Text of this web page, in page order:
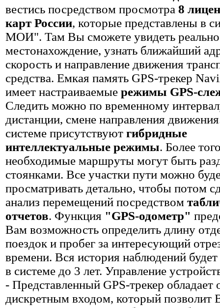
вестись посредством просмотра 8
карт России, которые представлены в
МОИ". Там Вы сможете увидеть
местонахождение, узнать ближайший
скорость и направление движения
средства. Емкая память GPS-трекер
имеет настраиваемые режимы GPS-
Следить можно по временному
дистанции, смене направления
системе присутствуют гибридные
интеллектуальные режимы. Более
необходимые маршруты могут быть
стоянками. Все участки пути можно
просматривать детально, чтобы потом
анализ перемещений посредством
отчетов. Функция "GPS-одометр"
Вам возможность определить длину
поездок и пробег за интересующий
времени. Вся история наблюдений будет
в системе до 3 лет. Управление
- Представленный GPS-трекер обладает
дискретным входом, который позволит